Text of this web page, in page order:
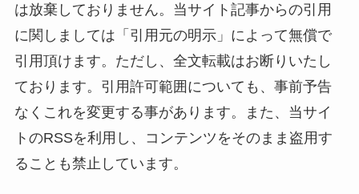
は放棄しておりません。当サイト記事からの引用
に関しましては「引用元の明示」によって無償で
引用頂けます。ただし、全文転載はお断りいたし
ております。引用許可範囲についても、事前予告
なくこれを変更する事があります。また、当サイ
トのRSSを利用し、コンテンツをそのまま盗用す
ることも禁止しています。